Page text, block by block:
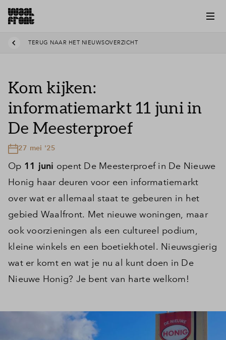
TERUG NAAR HET NIEUWSOVERZICHT
Kom kijken:
informatiemarkt 11 juni in
De Meesterproef
27 mei '25
Op 11 juni opent De Meesterproef in De Nieuwe
Honig haar deuren voor een informatiemarkt
over wat er allemaal staat te gebeuren in het
gebied Waalfront. Met nieuwe woningen, maar
ook voorzieningen als een cultureel podium,
kleine winkels en een boetiekhotel. Nieuwsgierig
wat er komt en wat je nu al kunt doen in De
Nieuwe Honig? Je bent van harte welkom!